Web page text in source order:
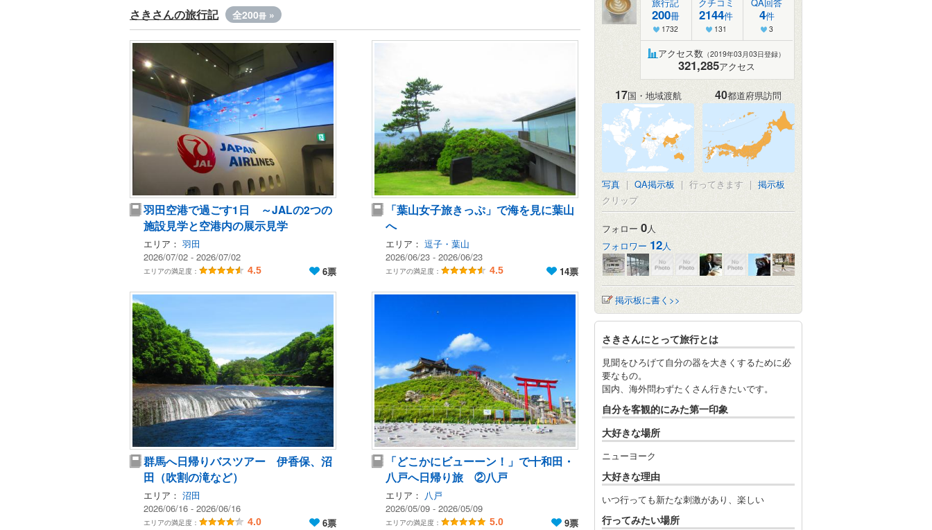
さきさんの旅行記 全200冊 »
羽田空港で過ごす1日 ～JALの2つの
施設見学と空港内の展示見学
エリア： 羽田
2026/07/02 - 2026/07/02
エリアの満足度： 4.5 6票
「葉山女子旅きっぷ」で海を見に葉山
へ
エリア： 逗子・葉山
2026/06/23 - 2026/06/23
エリアの満足度： 4.5 14票
群馬へ日帰りバスツアー 伊香保、沼
田（吹割の滝など）
エリア： 沼田
2026/06/16 - 2026/06/16
エリアの満足度： 4.0 6票
「どこかにビューーン！」で十和田・
八戸へ日帰り旅 ②八戸
エリア： 八戸
2026/05/09 - 2026/05/09
エリアの満足度： 5.0 9票
200冊
1732
2144件
131
4件
3
アクセス数 （2019年03月03日登録）
321,285アクセス
17国・地域渡航 40都道府県訪問
写真 | QA掲示板 | 行ってきます | 掲示板
クリップ
フォロー 0人
フォロワー 12人
掲示板に書く>>
さきさんにとって旅行とは
見聞をひろげて自分の器を大きくするために必
要なもの。
国内、海外問わずたくさん行きたいです。
自分を客観的にみた第一印象
大好きな場所
ニューヨーク
大好きな理由
いつ行っても新たな刺激があり、楽しい
行ってみたい場所